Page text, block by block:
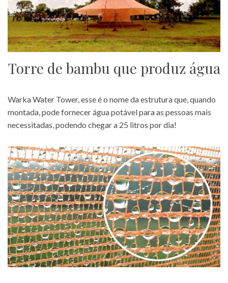
Torre de bambu que produz água
Warka Water Tower, esse é o nome da estrutura que, quando
montada, pode fornecer água potável para as pessoas mais
necessitadas, podendo chegar a 25 litros por dia!